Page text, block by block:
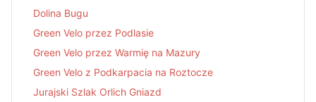
Dolina Bugu
Green Velo przez Podlasie
Green Velo przez Warmię na Mazury
Green Velo z Podkarpacia na Roztocze
Jurajski Szlak Orlich Gniazd